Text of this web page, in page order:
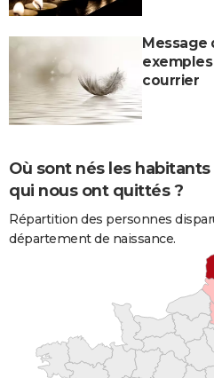
Message
courrier
Où sont nés les
qui nous ont quittés ?
Répartition des personnes
département de naissance.